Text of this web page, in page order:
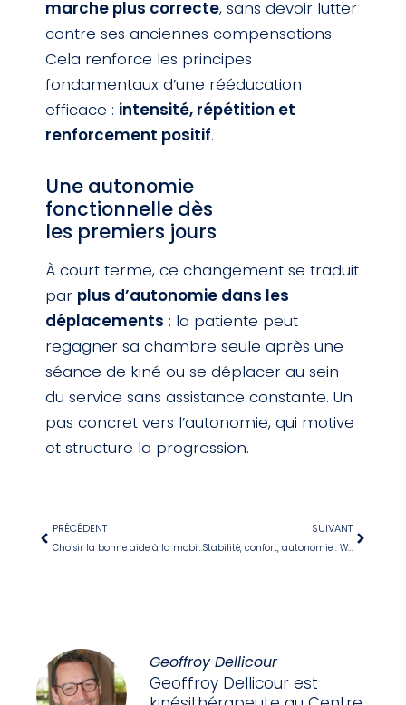
marche plus correcte, sans devoir lutter
contre ses anciennes compensations.
Cela renforce les principes
fondamentaux d’une rééducation
efficace : intensité, répétition et
renforcement positif.
Une autonomie
fonctionnelle dès
les premiers jours
À court terme, ce changement se traduit
par plus d’autonomie dans les
déplacements : la patiente peut
regagner sa chambre seule après une
séance de kiné ou se déplacer au sein
du service sans assistance constante. Un
pas concret vers l’autonomie, qui motive
et structure la progression.
PRÉCÉDENT
Choisir la bonne aide à la mobilité chez un patient atteint du syndrome de Guillain-Barré
SUIVANT
Stabilité, confort, autonomie : Wheeleo® face à la canne classique
Geoffroy Dellicour
Geoffroy Dellicour est